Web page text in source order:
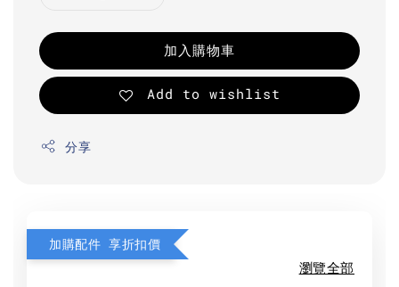
加入購物車
Add to wishlist
分享
加購配件 享折扣價
瀏覽全部